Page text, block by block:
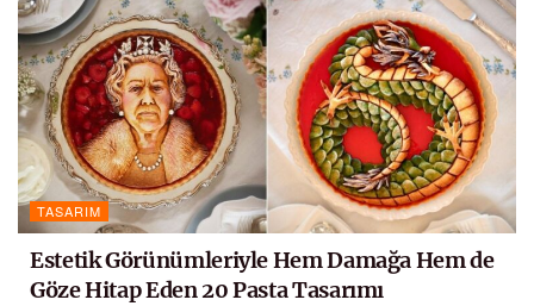
TASARIM
Estetik Görünümleriyle Hem Damağa Hem de
Göze Hitap Eden 20 Pasta Tasarımı